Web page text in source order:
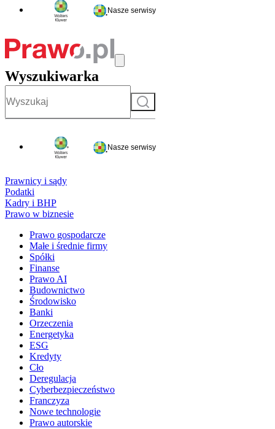
Nasze serwisy
Wyszukiwarka
Szukaj
Nasze serwisy
Prawnicy i sądy
Podatki
Kadry i BHP
Prawo w biznesie
Prawo gospodarcze
Małe i średnie firmy
Spółki
Finanse
Prawo AI
Budownictwo
Środowisko
Banki
Orzeczenia
Energetyka
ESG
Kredyty
Cło
Deregulacja
Cyberbezpieczeństwo
Franczyza
Nowe technologie
Prawo autorskie